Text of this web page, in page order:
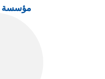
مؤسسة